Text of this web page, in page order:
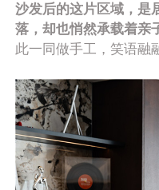
沙发后的这片区域，是
落，却也悄然承载着亲
此一同做手工，笑语融